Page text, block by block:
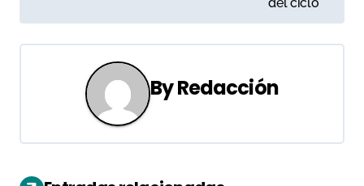
e
g
i
ByRedacción